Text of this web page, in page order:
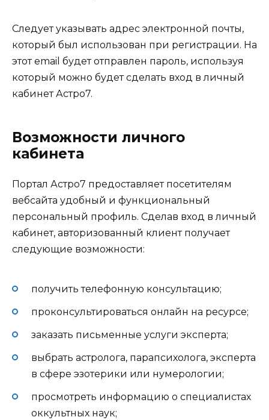
Следует указывать адрес электронной почты,
который был использован при регистрации. На
этот email будет отправлен пароль, используя
который можно будет сделать вход в личный
кабинет Астро7.
Возможности личного
кабинета
Портал Астро7 предоставляет посетителям
вебсайта удобный и функциональный
персональный профиль. Сделав вход в личный
кабинет, авторизованный клиент получает
следующие возможности:
получить телефонную консультацию;
проконсультироваться онлайн на ресурсе;
заказать письменные услуги эксперта;
выбрать астролога, парапсихолога, эксперта
в сфере эзотерики или нумерологии;
просмотреть информацию о специалистах
оккультных наук;